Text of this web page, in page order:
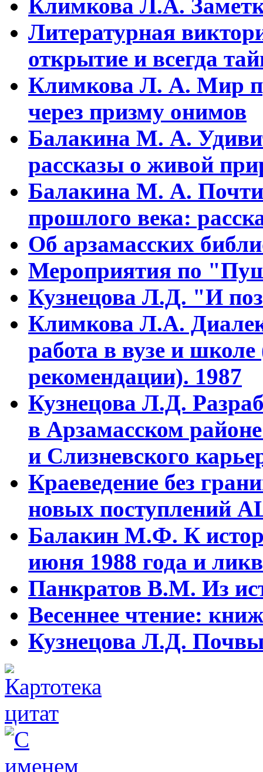
Климкова Л.А.
Литературная
открытие и всегда
Климкова Л. А. Мир
через призму онимов
Балакина М. А.
рассказы о живой
Балакина М. А. Почти
прошлого века:
Об арзамасских
Мероприятия по
Кузнецова Л.Д. "И
Климкова Л.А.
работа в вузе и
рекомендации). 1987
Кузнецова Л.Д.
в Арзамасском
и Слизневского
Краеведение без
новых поступлений
Балакин М.Ф. К
июня 1988 года и
Панкратов В.М. Из
Весеннее чтение:
Кузнецова Л.Д. Почвы